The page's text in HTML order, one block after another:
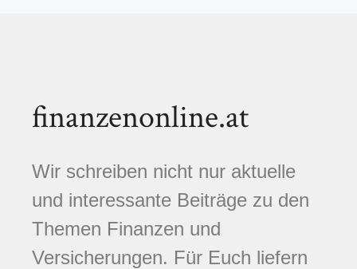
finanzenonline.at
Wir schreiben nicht nur aktuelle
und interessante Beiträge zu den
Themen Finanzen und
Versicherungen. Für Euch liefern